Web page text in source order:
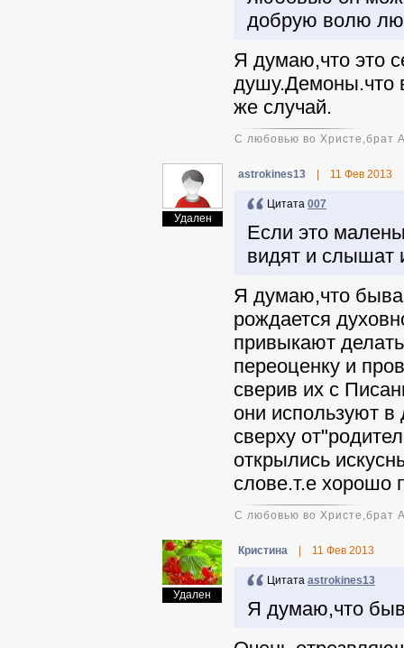
добрую волю
Я думаю,что это
душу.Демоны.что
же случай.
С любовью во Христе,брат
Удален
astrokines13 11 Фев 2013
Цитата 007
Если это
видят и слышат
Я думаю,что
рождается
привыкают
переоценку и
сверив их с
они используют
сверху
открылись
слове.т.е хорошо
С любовью во Христе,брат
Удален
Кристина 11 Фев 2013
Цитата astrokines13
Я думаю,что